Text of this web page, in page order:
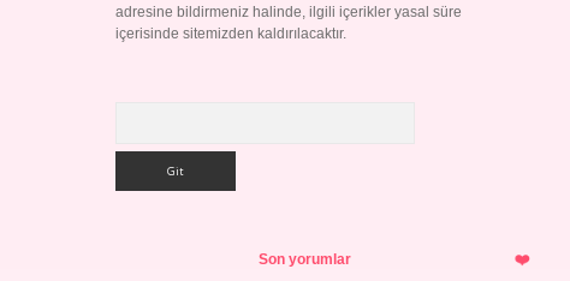
adresine bildirmeniz halinde, ilgili içerikler yasal süre
içerisinde sitemizden kaldırılacaktır.
Son yorumlar